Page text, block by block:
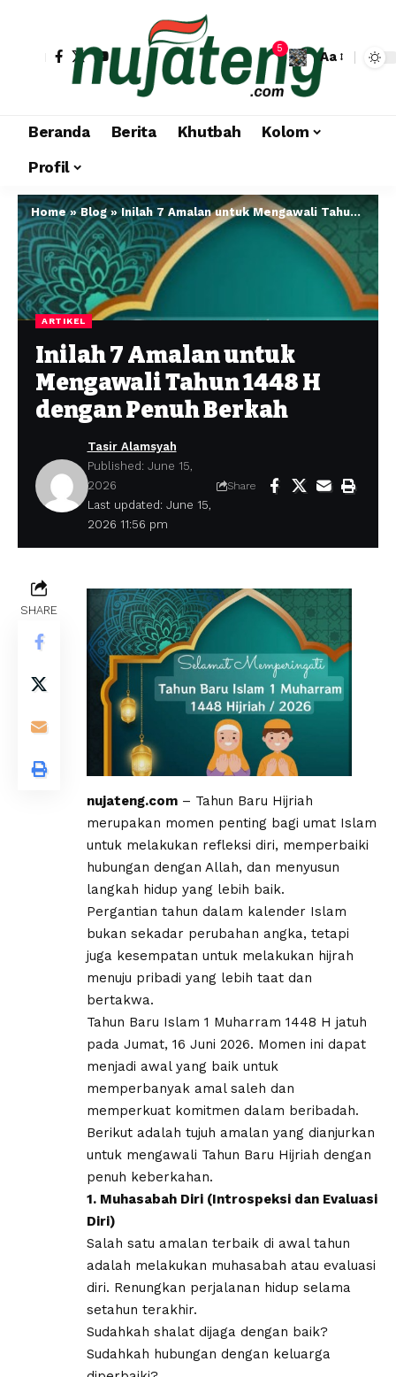
5
Aa
Beranda Berita Khutbah
Kolom
Profil
Home»Blog»Inilah 7 Amalan untuk Mengawali Tahun 1448 H dengan Penuh Berkah
ARTIKEL
Inilah 7 Amalan untuk
Mengawali Tahun 1448 H
dengan Penuh Berkah
Last updated: June 15,
2026 11:56 pm
Tasir Alamsyah
Published: June 15,
2026
Share
SHARE
nujateng.com – Tahun Baru Hijriah
merupakan momen penting bagi umat Islam
untuk melakukan refleksi diri, memperbaiki
hubungan dengan Allah, dan menyusun
langkah hidup yang lebih baik.
Pergantian tahun dalam kalender Islam
bukan sekadar perubahan angka, tetapi
juga kesempatan untuk melakukan hijrah
menuju pribadi yang lebih taat dan
bertakwa.
Tahun Baru Islam 1 Muharram 1448 H jatuh
pada Jumat, 16 Juni 2026. Momen ini dapat
menjadi awal yang baik untuk
memperbanyak amal saleh dan
memperkuat komitmen dalam beribadah.
Berikut adalah tujuh amalan yang dianjurkan
untuk mengawali Tahun Baru Hijriah dengan
penuh keberkahan.
1. Muhasabah Diri (Introspeksi dan Evaluasi
Diri)
Salah satu amalan terbaik di awal tahun
adalah melakukan muhasabah atau evaluasi
diri. Renungkan perjalanan hidup selama
setahun terakhir.
Sudahkah shalat dijaga dengan baik?
Sudahkah hubungan dengan keluarga